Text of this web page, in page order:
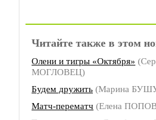
Читайте также в этом
Олени и тигры «Октября»
МОГЛОВЕЦ)
Будем дружить (Марина
Матч-перематч (Елена